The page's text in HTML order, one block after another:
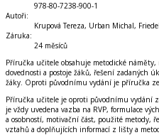
978-80-7238-900-1
Autoři:
Krupová Tereza, Urban Michal,
Záruka:
24 měsíců
Příručka učitele obsahuje metodické
dovednosti a postoje žáků, řešení zadaných
žáky. Oproti původnímu vydání je příručka
Příručka učitele je oproti původnímu vydání
je vždy uvedena vazba na RVP, formulace
a osobností, motivační část, použité metody,
vztahů a doplňujících informací z lišty a